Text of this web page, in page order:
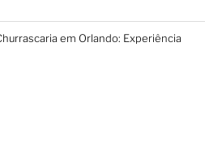
em Orlando: Experiência